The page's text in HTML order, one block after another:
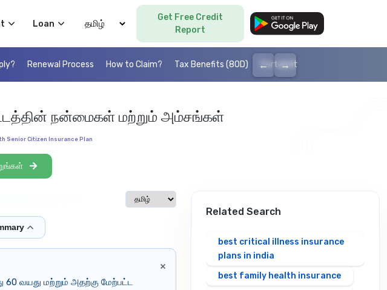
Loan Select Language
Get Free Credit
Report
Renewal Process How to Claim? Tax Benefits (80D) Portability
← →
நன்மைகள் மற்றும் அம்சங்கள்
Senior Citizen Insurance Plan
Select language
×
60 வயது மற்றும் அதற்கு மேற்பட்ட
Related Search
best critical illness insurance
plans in india
best family health insurance